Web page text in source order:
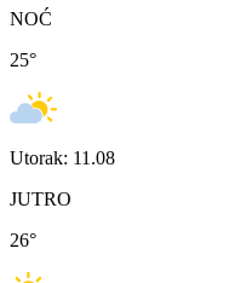
NOĆ
25°
Utorak: 11.08
JUTRO
26°